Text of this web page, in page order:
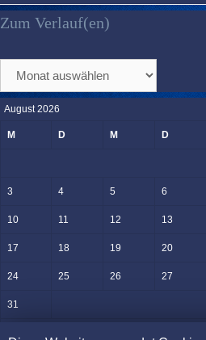
Zum Verlauf(en)
Verlauf(en)
August 2026
M D M D
3 4 5 6
10 11 12 13
17 18 19 20
24 25 26 27
31